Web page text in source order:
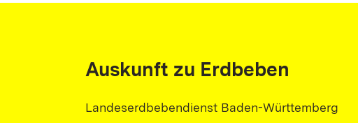
Auskunft zu Erdbeben
Landeserdbebendienst Baden-Württemberg